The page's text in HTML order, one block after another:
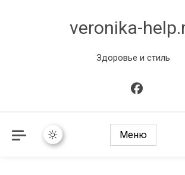
veronika-
Здоровье и стиль
Меню